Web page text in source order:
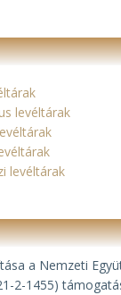
levéltárak
levéltárak
a Nemzeti
2-1455)